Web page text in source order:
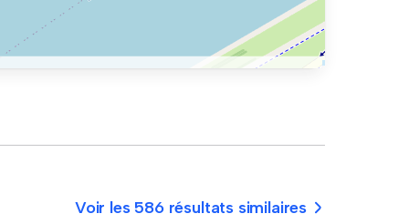
Voir les 586 résultats similaires